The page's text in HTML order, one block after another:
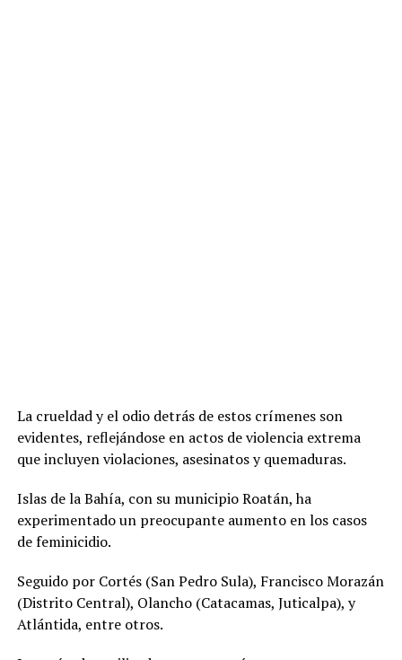
La crueldad y el odio detrás de estos crímenes son
evidentes, reflejándose en actos de violencia extrema
que incluyen violaciones, asesinatos y quemaduras.
Islas de la Bahía, con su municipio Roatán, ha
experimentado un preocupante aumento en los casos
de feminicidio.
Seguido por Cortés (San Pedro Sula), Francisco Morazán
(Distrito Central), Olancho (Catacamas, Juticalpa), y
Atlántida, entre otros.